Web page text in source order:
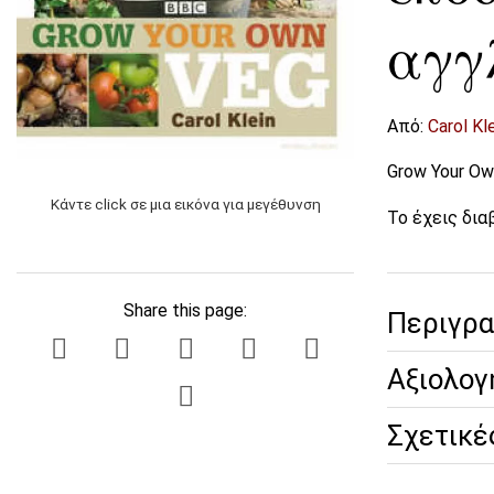
Follow us:
ΠΑΙΔΙΚΑ
ΓΕΝΙΚΑ
ΑΝΑΤΟΜΙΑ-
ΑΡΔΕΥΣΕΙΣ -
ΒΙΟΛΟΓΙΚΗ
Κάντε click σε μια εικόνα για μεγέθυνση
Share this page:
Από: Carol
Grow Your
Το έχεις